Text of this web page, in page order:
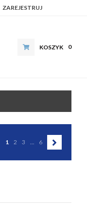
ZAREJESTRUJ
KOSZYK 0
1 2 3 … 6